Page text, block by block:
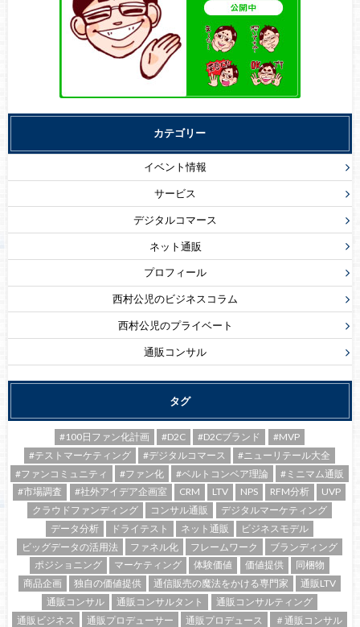
カテゴリー
イベント情報
サービス
デジタルコマース
ネット通販
プロフィール
西村公児のビジネスコラム
西村公児のプライベート
通販コンサル
タグ
#100日ファン化計画 #D2C #D2Cブランド
#MVP
#テストマーケティング
#デジタルコマース
#ニューリテール大全
#ファンコミュニティ
#ファン化 #ベルトコンベア理論
#ミニマム通販
#市場調査
#社外アイデア企画室 CRM LTV NPS RFM分析
UVP
クラウドファンディング
コンサル通販
デジタルマーケティング
データ分析
ドライテスト ネット通販
ビジネスモデル
ビッグデータの活用法
ファネル化 フレームワーク
ブランディング
ポジショニング
マーケティング 体験価値 価値提供
同梱物
商品企画
独自の価値提供 通信販売の魔法をかける専門家
通販LTV
通販コンサル
通販コンサルタント
通販コンサルティング
通販ビジネス
通販プロデューサー 通販プロデュース ＃通販コンサル